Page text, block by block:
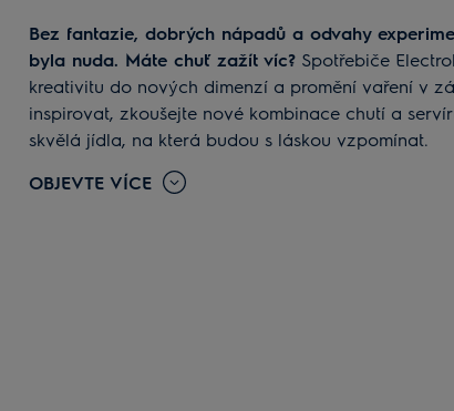
Bez fantazie, dobrých nápadů a odvahy experimentovat by v kuchyni
byla nuda. Máte chuť zažít víc? Spotřebiče
kreativitu do nových dimenzí a promění vaření v
inspirovat, zkoušejte nové kombinace chutí a
skvělá jídla, na která budou s láskou vzpomínat.
OBJEVTE VÍCE